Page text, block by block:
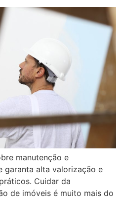
manutenção e
garanta alta valorização e
Cuidar da
de imóveis é muito mais do